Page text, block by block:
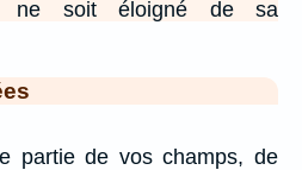
ne soit éloigné de sa
partie de vos champs, de